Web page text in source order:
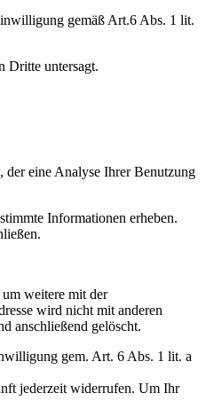
gemäß Art.6 Abs. 1 lit.
Dritte untersagt.
eine Analyse Ihrer Benutzung
Informationen erheben.
weitere mit der
wird nicht mit anderen
anschließend gelöscht.
gem. Art. 6 Abs. 1 lit. a
jederzeit widerrufen. Um Ihr